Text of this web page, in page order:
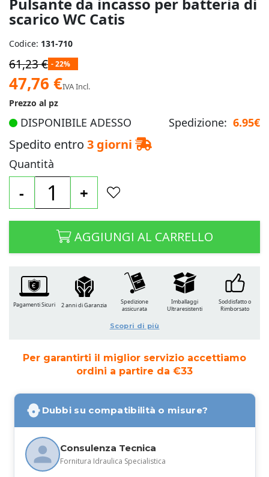
Pulsante da incasso per batteria di
scarico WC Catis
Codice: 131-710
61,23 € - 22%
Prezzo
speciale
47,76 €IVA Incl.
Prezzo al pz
DISPONIBILE ADESSO Spedizione: 6.95€
Spedito entro 3 giorni
Quantità
- +
AGGIUNGI AL CARRELLO
Per garantirti il miglior servizio accettiamo
ordini a partire da €33
Dubbi su compatibilità o misure?
Consulenza Tecnica
Fornitura Idraulica Specialistica
Pagamenti Sicuri 2 anni di Garanzia
Spedizione
assicurata
Imballaggi
Ultraresistenti
Soddisfatto o
Rimborsato
Scopri di più